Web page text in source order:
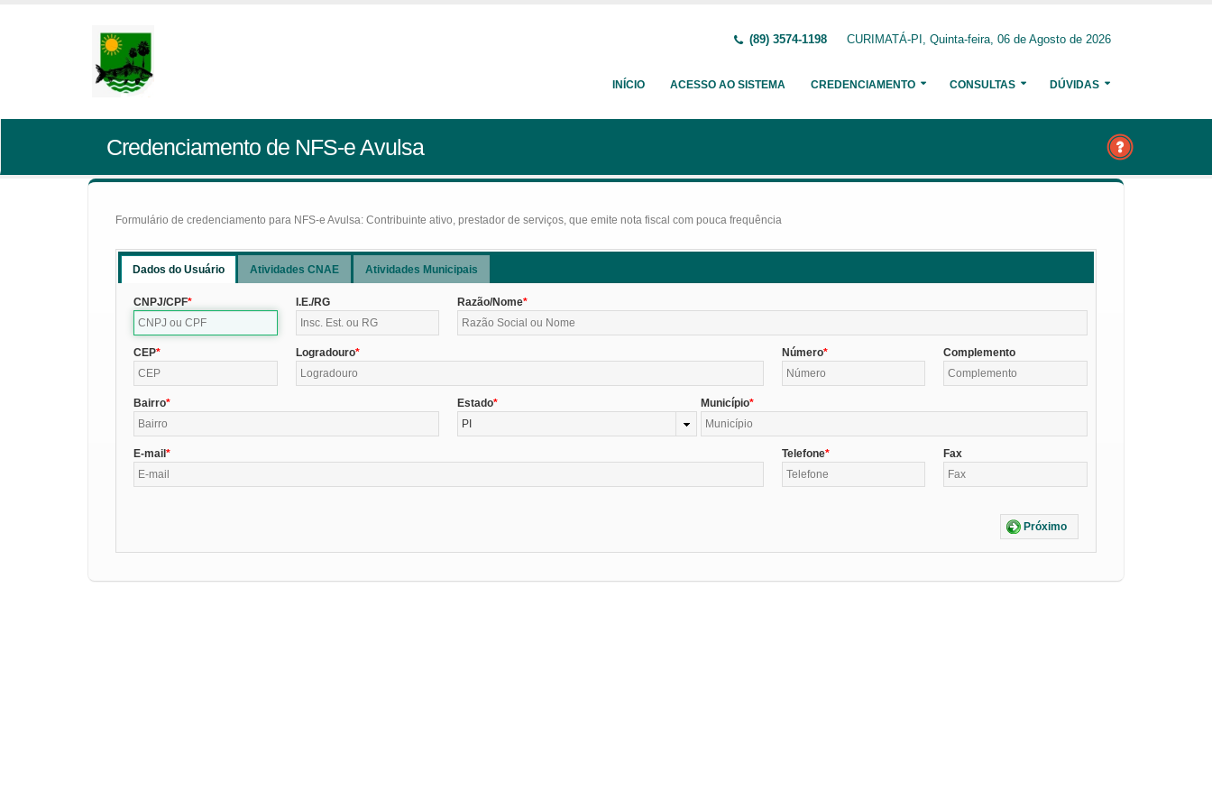
(89) 3574-1198 CURIMATÁ-PI, Quinta-feira, 06 de Agosto de 2026
INÍCIO ACESSO AO SISTEMA CREDENCIAMENTO CONSULTAS DÚVIDAS
Credenciamento de NFS-e Avulsa
Formulário de credenciamento para NFS-e Avulsa: Contribuinte ativo, prestador de serviços, que emite nota fiscal com pouca frequência
Dados do Usuário Atividades CNAE Atividades Municipais
CNPJ/CPF I.E./RG Razão/Nome
CEP Logradouro Número Complemento
Bairro
Estado
PI
Município
E-mail Telefone Fax
Próximo